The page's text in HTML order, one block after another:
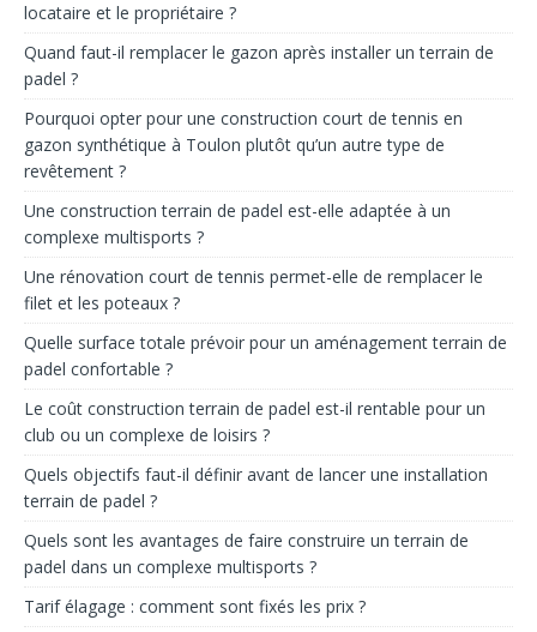
locataire et le propriétaire ?
Quand faut-il remplacer le gazon après installer un terrain de
padel ?
Pourquoi opter pour une construction court de tennis en
gazon synthétique à Toulon plutôt qu’un autre type de
revêtement ?
Une construction terrain de padel est-elle adaptée à un
complexe multisports ?
Une rénovation court de tennis permet-elle de remplacer le
filet et les poteaux ?
Quelle surface totale prévoir pour un aménagement terrain de
padel confortable ?
Le coût construction terrain de padel est-il rentable pour un
club ou un complexe de loisirs ?
Quels objectifs faut-il définir avant de lancer une installation
terrain de padel ?
Quels sont les avantages de faire construire un terrain de
padel dans un complexe multisports ?
Tarif élagage : comment sont fixés les prix ?